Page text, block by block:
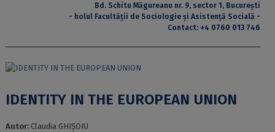
Bd. Schitu Măgureanu nr. 9, sector 1, București
- holul Facultății de Sociologie și Asistență Socială -
Contact: +4 0760 013 746
IDENTITY IN THE EUROPEAN UNION
Autor: Claudia GHIȘOIU